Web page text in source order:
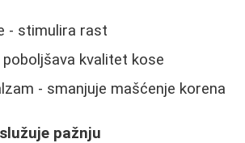
- stimulira rast
kvalitet kose
- smanjuje mašćenje korena
pažnju